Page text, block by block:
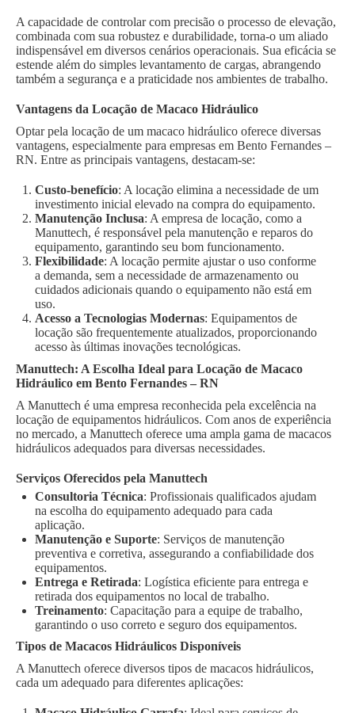
A capacidade de controlar com precisão o processo de elevação,
combinada com sua robustez e durabilidade, torna-o um aliado
indispensável em diversos cenários operacionais. Sua eficácia se
estende além do simples levantamento de cargas, abrangendo
também a segurança e a praticidade nos ambientes de trabalho.
Vantagens da Locação de Macaco Hidráulico
Optar pela locação de um macaco hidráulico oferece diversas
vantagens, especialmente para empresas em Bento Fernandes –
RN. Entre as principais vantagens, destacam-se:
Custo-benefício: A locação elimina a necessidade de um
investimento inicial elevado na compra do equipamento.
Manutenção Inclusa: A empresa de locação, como a
Manuttech, é responsável pela manutenção e reparos do
equipamento, garantindo seu bom funcionamento.
Flexibilidade: A locação permite ajustar o uso conforme
a demanda, sem a necessidade de armazenamento ou
cuidados adicionais quando o equipamento não está em
uso.
Acesso a Tecnologias Modernas: Equipamentos de
locação são frequentemente atualizados, proporcionando
acesso às últimas inovações tecnológicas.
Manuttech: A Escolha Ideal para Locação de Macaco
Hidráulico em Bento Fernandes – RN
A Manuttech é uma empresa reconhecida pela excelência na
locação de equipamentos hidráulicos. Com anos de experiência
no mercado, a Manuttech oferece uma ampla gama de macacos
hidráulicos adequados para diversas necessidades.
Serviços Oferecidos pela Manuttech
Consultoria Técnica: Profissionais qualificados ajudam
na escolha do equipamento adequado para cada
aplicação.
Manutenção e Suporte: Serviços de manutenção
preventiva e corretiva, assegurando a confiabilidade dos
equipamentos.
Entrega e Retirada: Logística eficiente para entrega e
retirada dos equipamentos no local de trabalho.
Treinamento: Capacitação para a equipe de trabalho,
garantindo o uso correto e seguro dos equipamentos.
Tipos de Macacos Hidráulicos Disponíveis
A Manuttech oferece diversos tipos de macacos hidráulicos,
cada um adequado para diferentes aplicações: